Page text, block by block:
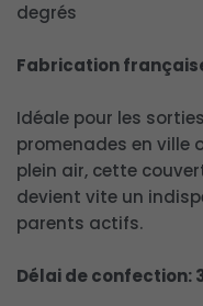
degrés
Fabrication
Idéale pour les
promenades en ville
plein air, cette
devient vite un
parents actifs.
Délai de confection: